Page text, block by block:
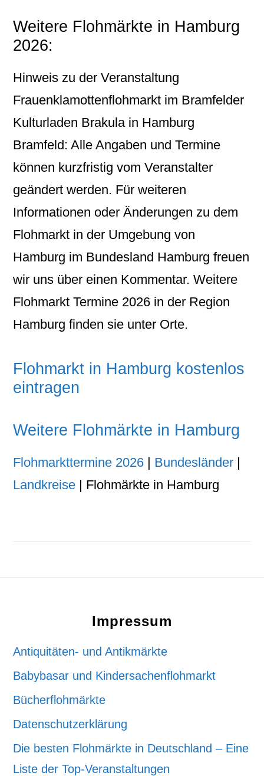
Weitere Flohmärkte in Hamburg
2026:
Hinweis zu der Veranstaltung
Frauenklamottenflohmarkt im Bramfelder
Kulturladen Brakula in Hamburg
Bramfeld: Alle Angaben und Termine
können kurzfristig vom Veranstalter
geändert werden. Für weiteren
Informationen oder Änderungen zu dem
Flohmarkt in der Umgebung von
Hamburg im Bundesland Hamburg freuen
wir uns über einen Kommentar. Weitere
Flohmarkt Termine 2026 in der Region
Hamburg finden sie unter Orte.
Flohmarkt in Hamburg kostenlos
eintragen
Weitere Flohmärkte in Hamburg
Flohmarkttermine 2026 | Bundesländer |
Landkreise | Flohmärkte in Hamburg
Impressum
Antiquitäten- und Antikmärkte
Babybasar und Kindersachenflohmarkt
Bücherflohmärkte
Datenschutzerklärung
Die besten Flohmärkte in Deutschland – Eine
Liste der Top-Veranstaltungen